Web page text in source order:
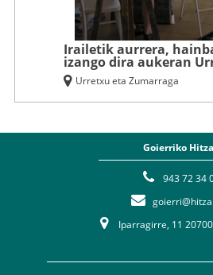
Irailetik aurrera,
izango dira aukeran
Urretxu eta Zumarraga
Goierriko Hitza
943 72 34
Iparragirre, 11 20700